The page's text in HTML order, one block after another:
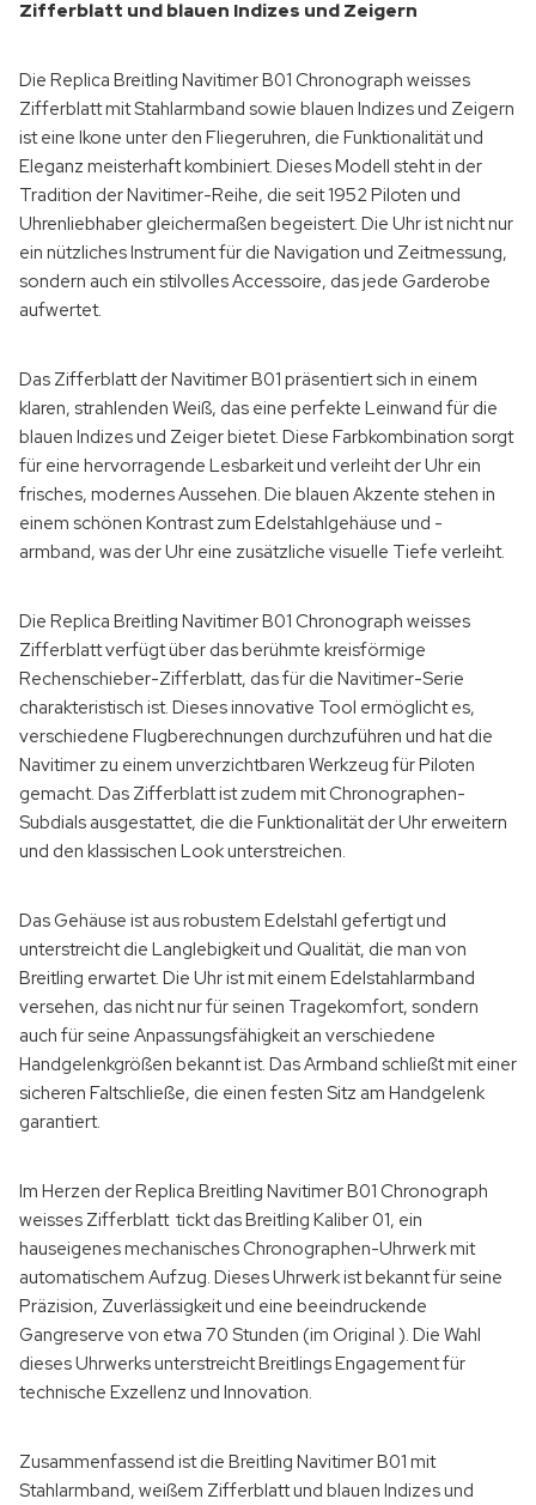
Zifferblatt und blauen Indizes und Zeigern
Die Replica Breitling Navitimer B01 Chronograph weisses
Zifferblatt mit Stahlarmband sowie blauen Indizes und Zeigern
ist eine Ikone unter den Fliegeruhren, die Funktionalität und
Eleganz meisterhaft kombiniert. Dieses Modell steht in der
Tradition der Navitimer-Reihe, die seit 1952 Piloten und
Uhrenliebhaber gleichermaßen begeistert. Die Uhr ist nicht nur
ein nützliches Instrument für die Navigation und Zeitmessung,
sondern auch ein stilvolles Accessoire, das jede Garderobe
aufwertet.
Das Zifferblatt der Navitimer B01 präsentiert sich in einem
klaren, strahlenden Weiß, das eine perfekte Leinwand für die
blauen Indizes und Zeiger bietet. Diese Farbkombination sorgt
für eine hervorragende Lesbarkeit und verleiht der Uhr ein
frisches, modernes Aussehen. Die blauen Akzente stehen in
einem schönen Kontrast zum Edelstahlgehäuse und -
armband, was der Uhr eine zusätzliche visuelle Tiefe verleiht.
Die Replica Breitling Navitimer B01 Chronograph weisses
Zifferblatt verfügt über das berühmte kreisförmige
Rechenschieber-Zifferblatt, das für die Navitimer-Serie
charakteristisch ist. Dieses innovative Tool ermöglicht es,
verschiedene Flugberechnungen durchzuführen und hat die
Navitimer zu einem unverzichtbaren Werkzeug für Piloten
gemacht. Das Zifferblatt ist zudem mit Chronographen-
Subdials ausgestattet, die die Funktionalität der Uhr erweitern
und den klassischen Look unterstreichen.
Das Gehäuse ist aus robustem Edelstahl gefertigt und
unterstreicht die Langlebigkeit und Qualität, die man von
Breitling erwartet. Die Uhr ist mit einem Edelstahlarmband
versehen, das nicht nur für seinen Tragekomfort, sondern
auch für seine Anpassungsfähigkeit an verschiedene
Handgelenkgrößen bekannt ist. Das Armband schließt mit einer
sicheren Faltschließe, die einen festen Sitz am Handgelenk
garantiert.
Im Herzen der Replica Breitling Navitimer B01 Chronograph
weisses Zifferblatt tickt das Breitling Kaliber 01, ein
hauseigenes mechanisches Chronographen-Uhrwerk mit
automatischem Aufzug. Dieses Uhrwerk ist bekannt für seine
Präzision, Zuverlässigkeit und eine beeindruckende
Gangreserve von etwa 70 Stunden (im Original ). Die Wahl
dieses Uhrwerks unterstreicht Breitlings Engagement für
technische Exzellenz und Innovation.
Zusammenfassend ist die Breitling Navitimer B01 mit
Stahlarmband, weißem Zifferblatt und blauen Indizes und